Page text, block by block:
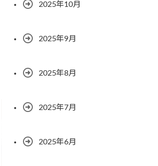
2025年10月
2025年9月
2025年8月
2025年7月
2025年6月